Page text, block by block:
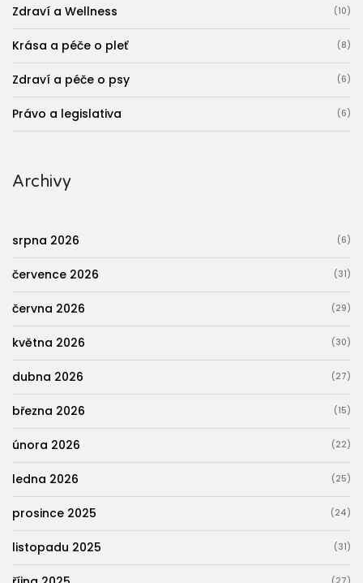
Zdraví a Wellness (10)
Krása a péče o pleť (8)
Zdraví a péče o psy (6)
Právo a legislativa (6)
Archivy
srpna 2026 (6)
července 2026 (31)
června 2026 (29)
května 2026 (30)
dubna 2026 (27)
března 2026 (15)
února 2026 (22)
ledna 2026 (25)
prosince 2025 (24)
listopadu 2025 (31)